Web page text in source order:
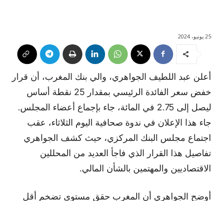
25 يونيو، 2024
أعلن عبد اللطيف الجواهري، والي بنك المغرب، أن قرار
خفض سعر الفائدة الرئيسي بمقدار 25 نقطة أساس
ليصل إلى 2.75 في المائة، جاء بإجماع أعضاء المجلس.
جاء هذا الإعلان في ندوة صحافية اليوم الثلاثاء، عقب
اجتماع مجلس البنك المركزي، حيث كشف الجواهري
تفاصيل هذا القرار الذي فاجأ العديد من المحللين
الاقتصاديين والمهتمين بالشأن المالي.
أوضح الجواهري أن المغرب حقق مستوى تضخم أقل